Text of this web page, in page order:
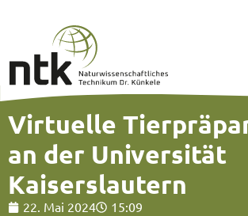
Virtuelle
an der Universität
Kaiserslautern
22. Mai 2024 15:09